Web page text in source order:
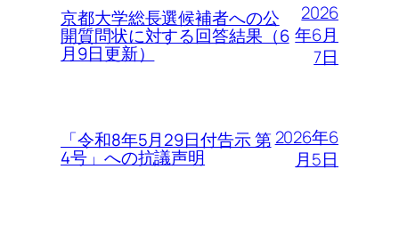
京都大学総長選候補者への公
開質問状に対する回答結果（6
月9日更新）
2026
年6月
7日
「令和8年5月29日付告示 第
4号」への抗議声明
2026年6
月5日